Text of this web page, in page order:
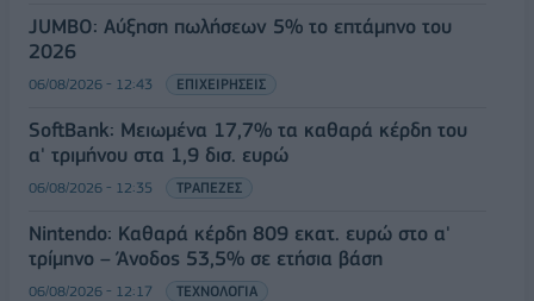
JUMBO: Αύξηση πωλήσεων 5% το επτάμηνο του
2026
06/08/2026 - 12:43 ΕΠΙΧΕΙΡΗΣΕΙΣ
SoftBank: Μειωμένα 17,7% τα καθαρά κέρδη του
α' τριμήνου στα 1,9 δισ. ευρώ
06/08/2026 - 12:35 ΤΡΑΠΕΖΕΣ
Nintendo: Καθαρά κέρδη 809 εκατ. ευρώ στο α'
τρίμηνο – Άνοδος 53,5% σε ετήσια βάση
06/08/2026 - 12:17 ΤΕΧΝΟΛΟΓΙΑ